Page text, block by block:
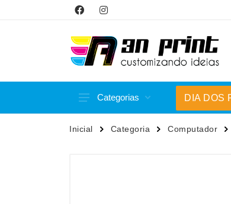
Categorias
Acessórios p/ Celular
DIA DOS
Inicial Categoria Computador